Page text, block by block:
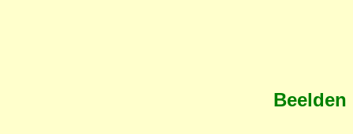
Beelden